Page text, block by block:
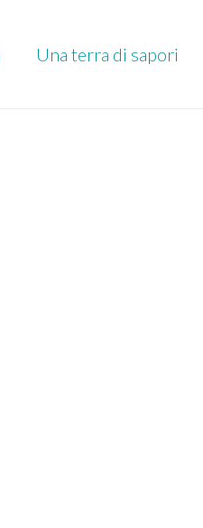
Una terra di sapori